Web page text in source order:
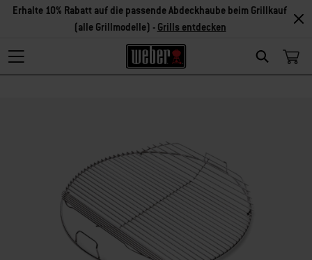
Search
Erhalte 10% Rabatt auf die passende Abdeckhaube beim Grillkauf
(alle Grillmodelle) - Grills entdecken